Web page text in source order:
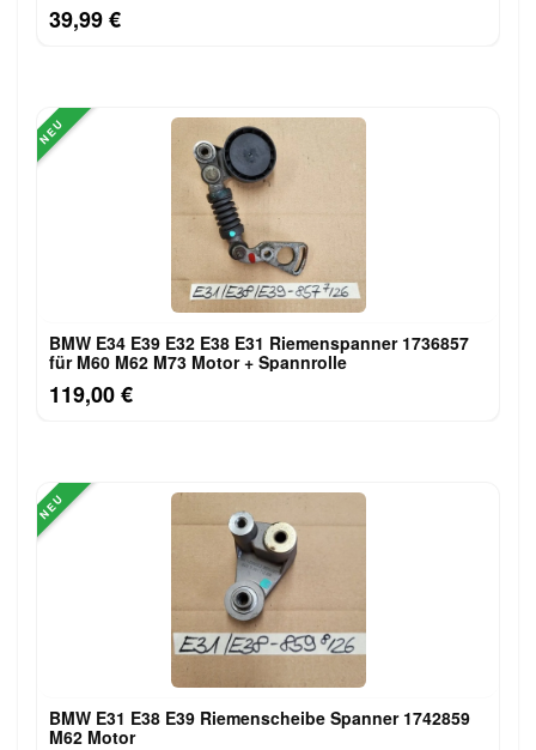
39,99 €
NEU
BMW E34 E39 E32 E38 E31 Riemenspanner 1736857
für M60 M62 M73 Motor + Spannrolle
119,00 €
NEU
BMW E31 E38 E39 Riemenscheibe Spanner 1742859
M62 Motor